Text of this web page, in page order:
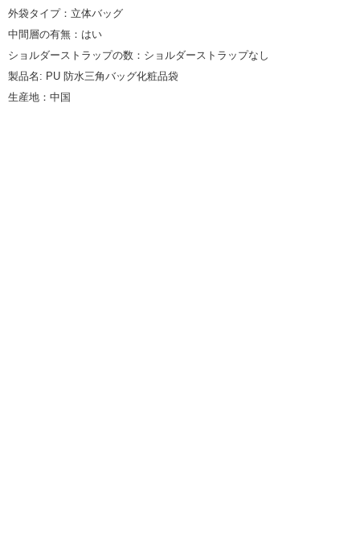
外袋タイプ：立体バッグ
中間層の有無：はい
ショルダーストラップの数：ショルダーストラップなし
製品名: PU 防水三角バッグ化粧品袋
生産地：中国